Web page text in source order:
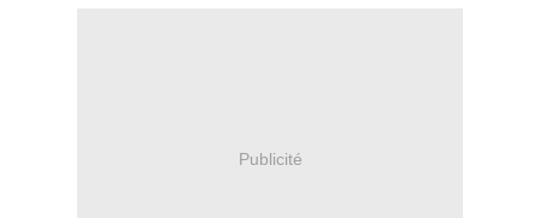
Publicité